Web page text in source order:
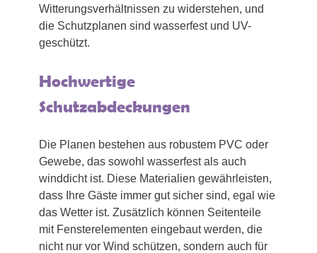
Witterungsverhältnissen zu widerstehen, und
die Schutzplanen sind wasserfest und UV-
geschützt.
Hochwertige
Schutzabdeckungen
Die Planen bestehen aus robustem PVC oder
Gewebe, das sowohl wasserfest als auch
winddicht ist. Diese Materialien gewährleisten,
dass Ihre Gäste immer gut sicher sind, egal wie
das Wetter ist. Zusätzlich können Seitenteile
mit Fensterelementen eingebaut werden, die
nicht nur vor Wind schützen, sondern auch für